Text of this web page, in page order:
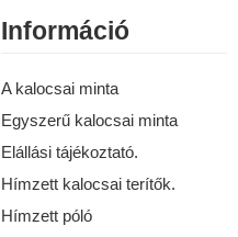
Információ
A kalocsai minta
Egyszerű kalocsai minta
Elállási tájékoztató.
Hímzett kalocsai terítők.
Hímzett póló